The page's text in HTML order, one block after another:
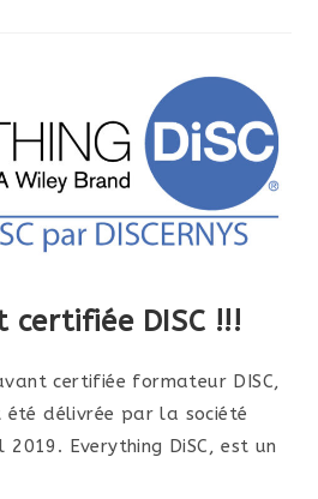
certifiée DISC !!!
certifiée formateur DISC,
délivrée par la société
2019. Everything DiSC, est un